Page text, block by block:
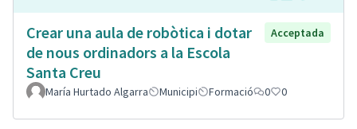
Crear una aula de robòtica i dotar
de nous ordinadors a la Escola
Santa Creu
Acceptada
María Hurtado Algarra Municipi Formació 0 0